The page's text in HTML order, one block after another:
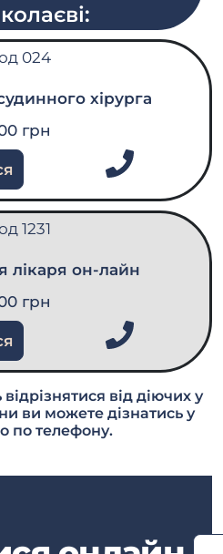
024
хірурга
грн
1231
лікаря он-лайн
грн
від діючих у
ви можете дізнатись у
по телефону.